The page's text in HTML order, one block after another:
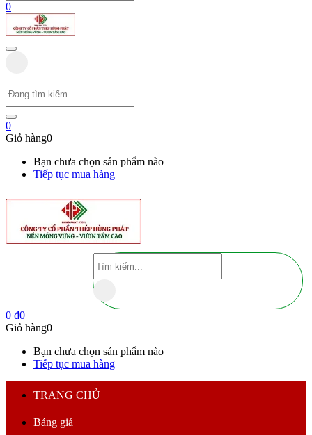
0
0
Giỏ hàng0
Bạn chưa chọn sản phẩm nào
Tiếp tục mua hàng
0 ₫0
Giỏ hàng0
Bạn chưa chọn sản phẩm nào
Tiếp tục mua hàng
TRANG CHỦ
Bảng giá